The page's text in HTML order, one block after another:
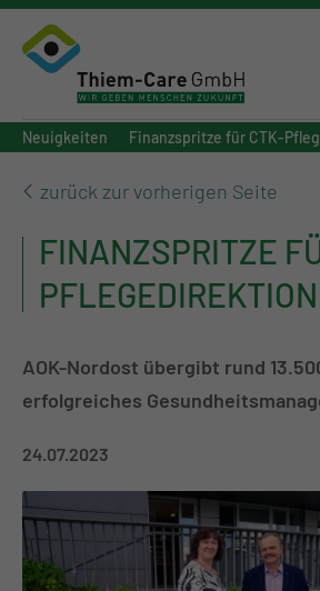
Neuigkeiten Finanzspritze für CTK-
zurück zur vorherigen Seite
FINANZSPRITZE
AOK-Nordost übergibt rund
erfolgreiches
24.07.2023